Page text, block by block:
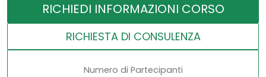
RICHIEDI INFORMAZIONI CORSO
RICHIESTA DI CONSULENZA
Numero di Partecipanti